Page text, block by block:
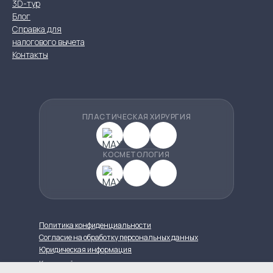
3D-тур
Блог
Справка для
налогового вычета
Контакты
ПЛАСТИЧЕСКАЯ ХИРУРГИЯ
КОСМЕТОЛОГИЯ
Политика конфиденциальности
Согласие на обработку персональных данных
Юридическая информация
Карта сайта